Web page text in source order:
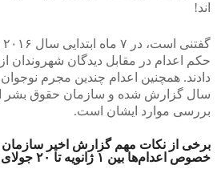
اند!
حکم اعدام در مقابل دیدگان شهروندان
دادند. همچنین اعدام چندین مجرم نوجوان
سال گزارش شده و سازمان حقوق بشر
بررسی موارد ایشان است.
برخی از نکات مهم گزارش اخیر سازمان
خصوص اعدام‌ها بین ۱ ژانویه تا ۲۰ جولای ۲۰۱۶: